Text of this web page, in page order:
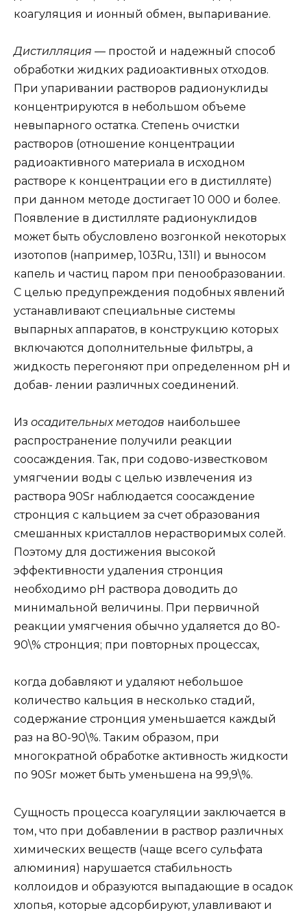
коагуляция и ионный обмен, выпаривание.
Дистилляция — простой и надежный способ
обработки жидких радиоактивных отходов.
При упаривании растворов радионуклиды
концентрируются в небольшом объеме
невыпарного остатка. Степень очистки
растворов (отношение концентрации
радиоактивного материала в исходном
растворе к концентрации его в дистилляте)
при данном методе достигает 10 000 и более.
Появление в дистилляте радионуклидов
может быть обусловлено возгонкой некоторых
изотопов (например, 103Ru, 131I) и выносом
капель и частиц паром при пенообразовании.
С целью предупреждения подобных явлений
устанавливают специальные системы
выпарных аппаратов, в конструкцию которых
включаются дополнительные фильтры, а
жидкость перегоняют при определенном рН и
добав- лении различных соединений.
Из осадительных методов наибольшее
распространение получили реакции
соосаждения. Так, при содово-известковом
умягчении воды с целью извлечения из
раствора 90Sr наблюдается соосаждение
стронция с кальцием за счет образования
смешанных кристаллов нерастворимых солей.
Поэтому для достижения высокой
эффективности удаления стронция
необходимо рН раствора доводить до
минимальной величины. При первичной
реакции умягчения обычно удаляется до 80-
90\% стронция; при повторных процессах,
когда добавляют и удаляют небольшое
количество кальция в несколько стадий,
содержание стронция уменьшается каждый
раз на 80-90\%. Таким образом, при
многократной обработке активность жидкости
по 90Sr может быть уменьшена на 99,9\%.
Сущность процесса коагуляции заключается в
том, что при добавлении в раствор различных
химических веществ (чаще всего сульфата
алюминия) нарушается стабильность
коллоидов и образуются выпадающие в осадок
хлопья, которые адсорбируют, улавливают и